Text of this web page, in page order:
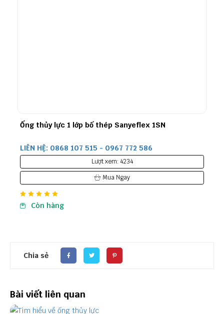
Ống thủy lực 1 lớp bố thép Sanyeflex 1SN
LIÊN HỆ: 0868 107 515 - 0967 772 586
Lượt xem: 4234
Mua Ngay
Còn hàng
Chia sẻ
Bài viết liên quan